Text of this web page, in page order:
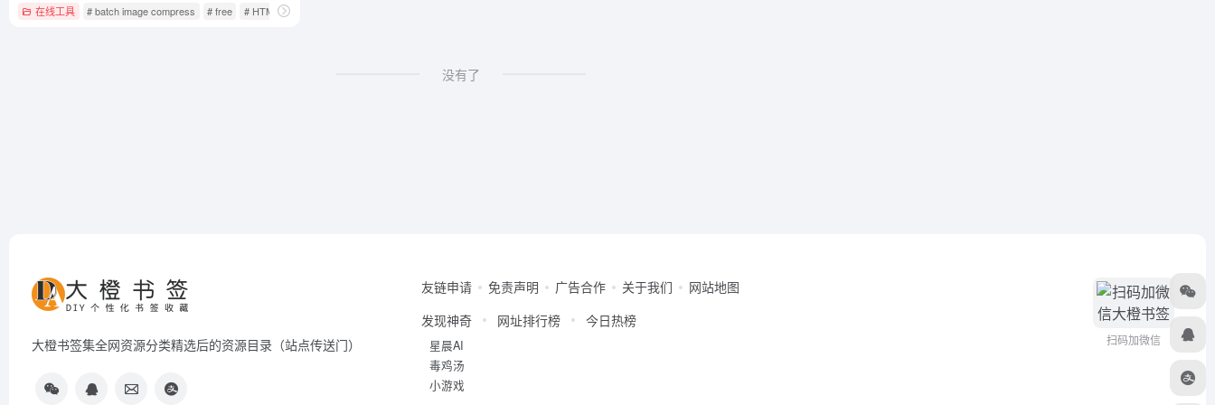
在线工具 # batch image compress # free # HTML5
没有了
大橙书签集全网资源分类精选后的资源目录（站点传送门）
友链申请 免责声明 广告合作 关于我们
网站地图
发现神奇
星晨AI
毒鸡汤
小游戏
网址排行榜 今日热榜
扫码加微信